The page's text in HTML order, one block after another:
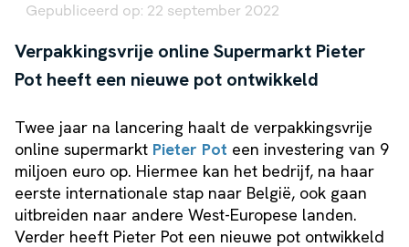
Gepubliceerd op: 22 september 2022
Verpakkingsvrije online Supermarkt Pieter
Pot heeft een nieuwe pot ontwikkeld
Twee jaar na lancering haalt de verpakkingsvrije
online supermarkt Pieter Pot een investering van 9
miljoen euro op. Hiermee kan het bedrijf, na haar
eerste internationale stap naar België, ook gaan
uitbreiden naar andere West-Europese landen.
Verder heeft Pieter Pot een nieuwe pot ontwikkeld